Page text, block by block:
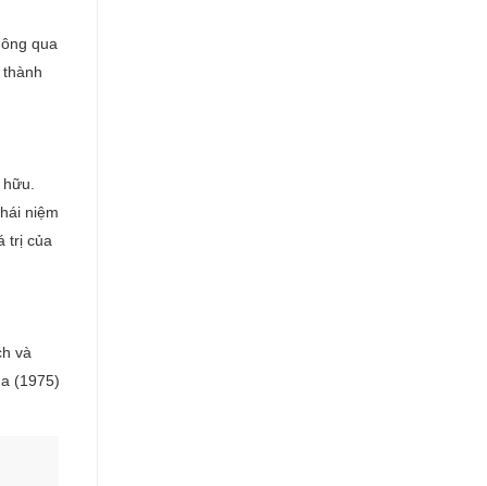
qua
niệm
trị của
và
(1975)